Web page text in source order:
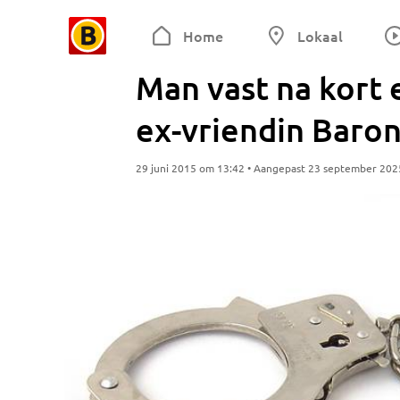
Home Lokaal
Man vast na kort
ex-vriendin
29 juni 2015 om 13:42 • Aangepast 23 september